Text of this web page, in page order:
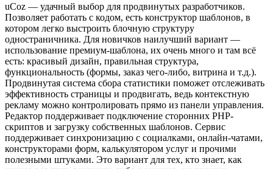
uCoz — удачный выбор для продвинутых разработчиков.
Позволяет работать с кодом, есть конструктор шаблонов, в
котором легко выстроить блочную структуру
одностраничника. Для новичков наилучший вариант —
использование премиум-шаблона, их очень много и там всё
есть: красивый дизайн, правильная структура,
функциональность (формы, заказ чего-либо, витрина и т.д.).
Продвинутая система сбора статистики поможет отслеживать
эффективность страницы и продвигать, ведь контекстную
рекламу можно контролировать прямо из панели управления.
Редактор поддерживает подключение сторонних PHP-
скриптов и загрузку собственных шаблонов. Сервис
поддерживает синхронизацию с социалками, онлайн-чатами,
конструкторами форм, калькулятором услуг и прочими
полезными штуками. Это вариант для тех, кто знает, как